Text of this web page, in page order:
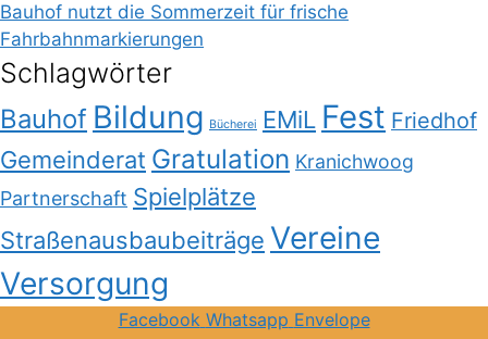
Bauhof nutzt die Sommerzeit für frische
Fahrbahnmarkierungen
Schlagwörter
Bauhof Bildung Bücherei EMiL Fest Friedhof
Gemeinderat Gratulation Kranichwoog
Partnerschaft Spielplätze
Straßenausbaubeiträge Vereine
Versorgung
Facebook Whatsapp Envelope